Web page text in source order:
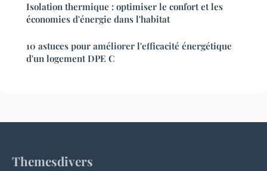
Isolation thermique : optimiser le confort et les
économies d'énergie dans l'habitat
10 astuces pour améliorer l'efficacité énergétique
d'un logement DPE C
Themesdivers